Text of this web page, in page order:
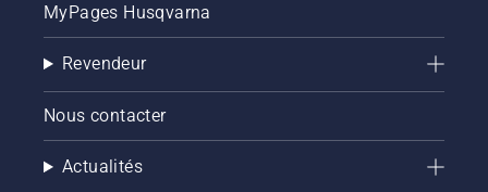
MyPages Husqvarna
Revendeur
Nous contacter
Actualités